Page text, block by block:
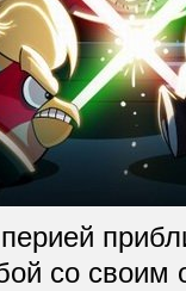
со своим